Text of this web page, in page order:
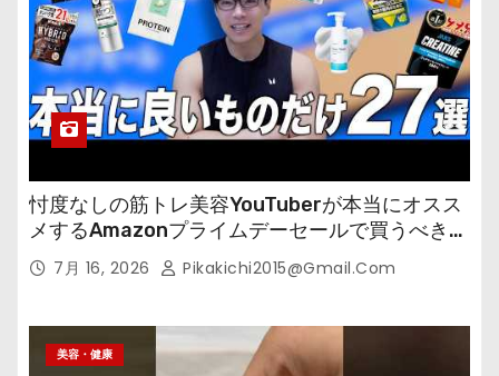
忖度なしの筋トレ美容YouTuberが本当にオスス
メするAmazonプライムデーセールで買うべきも
の 7月 16, 2026 Pikakichi2015@gmail.com
美容・健康